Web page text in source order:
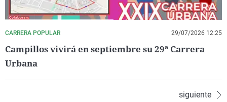
CARRERA POPULAR 29/07/2026 12:25
Campillos vivirá en septiembre su 29ª Carrera
Urbana
siguiente